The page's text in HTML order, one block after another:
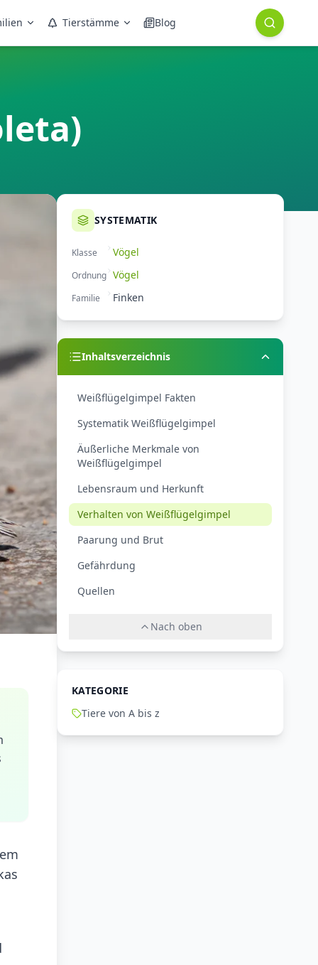
Tierstämme Blog
SYSTEMATIK
Klasse Vögel
Ordnung Vögel
Familie Finken
Inhaltsverzeichnis
Weißflügelgimpel Fakten
Systematik Weißflügelgimpel
Äußerliche Merkmale von
Weißflügelgimpel
Lebensraum und Herkunft
Verhalten von Weißflügelgimpel
Paarung und Brut
Gefährdung
Quellen
Nach oben
KATEGORIE
Tiere von A bis z